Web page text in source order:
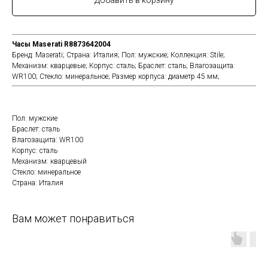
Часы Maserati R8873642004
Бренд: Maserati; Страна: Италия; Пол: мужские; Коллекция: Stile;
Механизм: кварцевые; Корпус: сталь; Браслет: сталь; Влагозащита:
WR100; Стекло: минеральное; Размер корпуса: диаметр 45 мм;
Пол: мужские
Браслет: сталь
Влагозащита: WR100
Корпус: сталь
Механизм: кварцевый
Стекло: минеральное
Страна: Италия
Вам может понравиться